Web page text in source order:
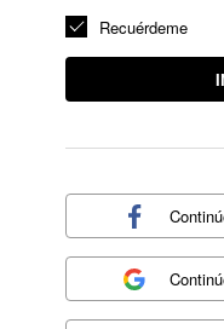
Recuérdeme